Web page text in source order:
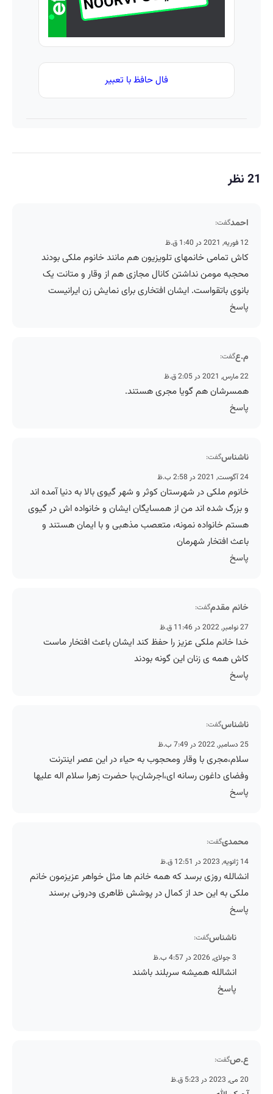
فال حافظ با تعبیر
21 نظر
احمدگفت:
12 فوریه, 2021 در 1:40 ق.ظ
کاش تمامی خانمهای تلویزیون هم مانند خانوم ملکی بودند
محجبه مومن نداشتن کانال مجازی هم از وقار و متانت یک
بانوی باتقواست. ایشان افتخاری برای نمایش زن ایرانیست
پاسخ
م.عگفت:
22 مارس, 2021 در 2:05 ق.ظ
همسرشان هم گویا مجری هستند.
پاسخ
ناشناسگفت:
24 آگوست, 2021 در 2:58 ب.ظ
خانوم ملکی در شهرستان کوثر و شهر گیوی بالا به دنیا آمده اند
و بزرگ شده اند من از همسایگان ایشان و خانواده اش در گیوی
هستم خانواده نمونه، متعصب مذهبی و با ایمان هستند و
باعث افتخار شهرمان
پاسخ
خانم مقدمگفت:
27 نوامبر, 2022 در 11:46 ق.ظ
خدا خانم ملکی عزیز را حفظ کند ایشان باعث افتخار ماست
کاش همه ی زنان این گونه بودند
پاسخ
ناشناسگفت:
25 دسامبر, 2022 در 7:49 ب.ظ
سلام،مجری با وقار ومحجوب به حیاء در این عصر اینترنت
وفضای داغون رسانه ای،اجرشان،با حضرت زهرا سلام اله علیها
پاسخ
محمدیگفت:
14 ژانویه, 2023 در 12:51 ق.ظ
انشالله روزی برسد که همه خانم ها مثل خواهر عزیزمون خانم
ملکی به این حد از کمال در پوشش ظاهری ودرونی برسند
پاسخ
ناشناسگفت:
3 جولای, 2026 در 4:57 ب.ظ
انشالله همیشه سربلند باشند
پاسخ
ع.صگفت:
20 می, 2023 در 5:23 ق.ظ